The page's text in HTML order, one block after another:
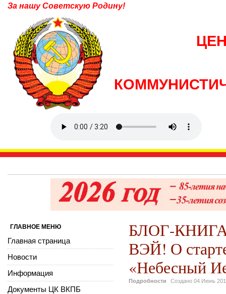
За нашу Советскую Родину!
БЛОГ-
ВЭЙ! О
«Небесный
Подробности Создано 04 Июнь
ГЛАВНОЕ МЕНЮ
Главная страница
Новости
Информация
Документы ЦК ВКПБ